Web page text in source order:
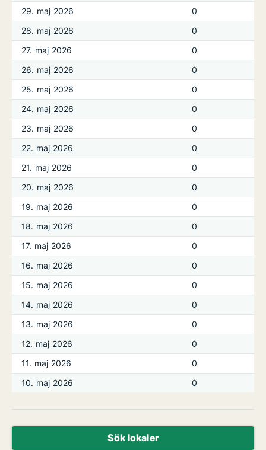
29. maj 2026
0
28. maj 2026
0
27. maj 2026
0
26. maj 2026
0
25. maj 2026
0
24. maj 2026
0
23. maj 2026
0
22. maj 2026
0
21. maj 2026
0
20. maj 2026
0
19. maj 2026
0
18. maj 2026
0
17. maj 2026
0
16. maj 2026
0
15. maj 2026
0
14. maj 2026
0
13. maj 2026
0
12. maj 2026
0
11. maj 2026
0
10. maj 2026
0
Sök lokaler